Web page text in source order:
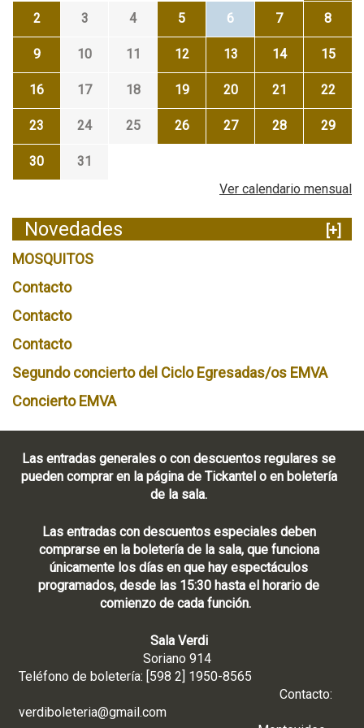
2 3 4 5 6 7 8
9 10 11 12 13 14 15
16 17 18 19 20 21 22
23 24 25 26 27 28 29
30
31
Ver calendario mensual
Novedades
[+]
MOSQUITOS
Contacto
Contacto
Contacto
Segundo concierto del Ciclo Egresadas/os EMVA
Concierto EMVA
Las entradas generales o con descuentos regulares se
pueden comprar en la página de Tickantel o en boletería
de la sala.
Las entradas con descuentos especiales deben
comprarse en la boletería de la sala, que funciona
únicamente los días en que hay espectáculos
programados, desde las 15:30 hasta el horario de
comienzo de cada función.
Sala Verdi
Soriano 914
Teléfono de boletería: [598 2] 1950-8565
Contacto:
verdiboleteria@gmail.com